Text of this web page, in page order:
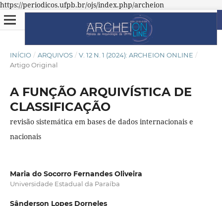
https://periodicos.ufpb.br/ojs/index.php/archeion
INÍCIO / ARQUIVOS / V. 12 N. 1 (2024): ARCHEION ONLINE /
Artigo Original
A FUNÇÃO ARQUIVÍSTICA DE
CLASSIFICAÇÃO
revisão sistemática em bases de dados internacionais e
nacionais
Maria do Socorro Fernandes Oliveira
Universidade Estadual da Paraíba
Sânderson Lopes Dorneles